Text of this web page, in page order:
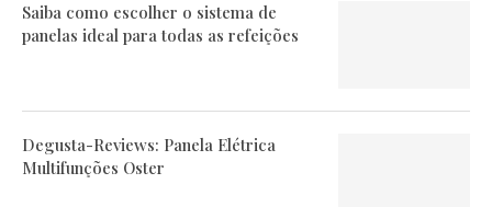
Saiba como escolher o sistema de
panelas ideal para todas as refeições
Degusta-Reviews: Panela Elétrica
Multifunções Oster